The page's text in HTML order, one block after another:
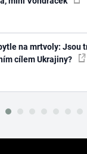
na mrtvoly: Jsou
cílem Ukrajiny?